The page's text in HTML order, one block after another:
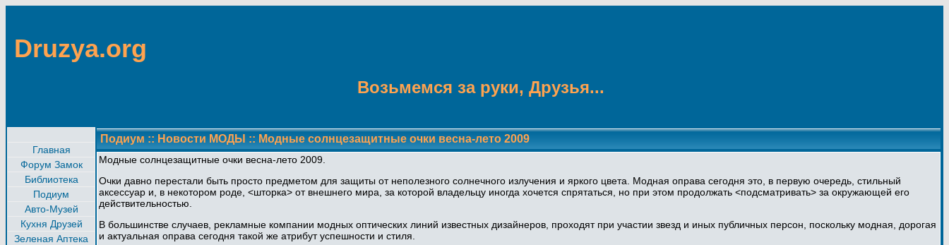
Druzya.org
Возьмемся за руки, Друзья...
Главная
Форум Замок
Библиотека
Подиум
Авто-Музей
Кухня Друзей
Зеленая Аптека
Подиум :: Новости МОДЫ :: Модные солнцезащитные очки весна-лето 2009
Модные солнцезащитные очки весна-лето 2009.
Очки давно перестали быть просто предметом для защиты от неполезного солнечного излучения и яркого цвета. Модная оправа сегодня это, в первую очередь, стильный
аксессуар и, в некотором роде, <шторка> от внешнего мира, за которой владельцу иногда хочется спрятаться, но при этом продолжать <подсматривать> за окружающей его
действительностью.
В большинстве случаев, рекламные компании модных оптических линий известных дизайнеров, проходят при участии звезд и иных публичных персон, поскольку модная, дорогая
и актуальная оправа сегодня такой же атрибут успешности и стиля.